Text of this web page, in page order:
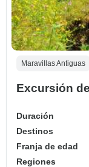
Maravillas Antiguas
Excursión
Duración
Destinos
Franja de edad
Regiones